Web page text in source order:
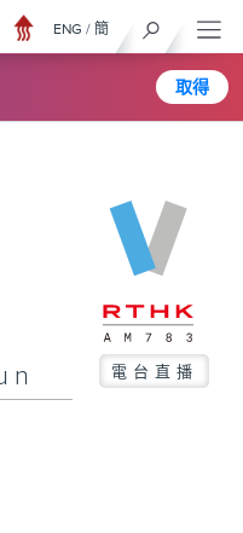
取得
ENG / 簡
電台直播